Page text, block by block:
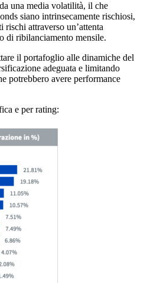
una media volatilità, il che
siano intrinsecamente rischiosi,
rischi attraverso un’attenta
di ribilanciamento mensile.
il portafoglio alle dinamiche del
adeguata e limitando
potrebbero avere performance
e per rating: